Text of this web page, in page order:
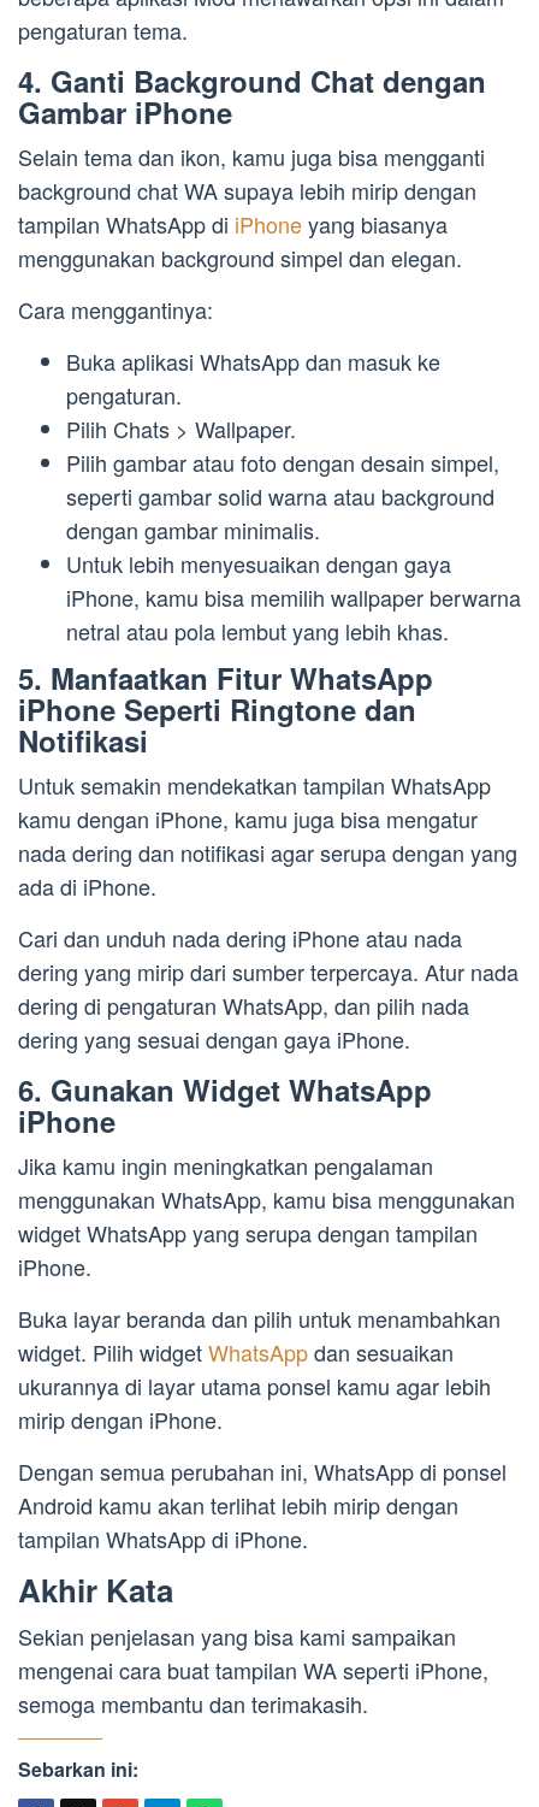
pengaturan tema.
4. Ganti Background Chat dengan
Gambar iPhone
Selain tema dan ikon, kamu juga bisa mengganti
background chat WA supaya lebih mirip dengan
tampilan WhatsApp di iPhoneyang biasanya
menggunakan background simpel dan elegan.
Cara menggantinya:
Buka aplikasi WhatsApp dan masuk ke
pengaturan.
Pilih Chats > Wallpaper.
Pilih gambar atau foto dengan desain simpel,
seperti gambar solid warna atau background
dengan gambar minimalis.
Untuk lebih menyesuaikan dengan gaya
iPhone, kamu bisa memilih wallpaper berwarna
netral atau pola lembut yang lebih khas.
5. Manfaatkan Fitur WhatsApp
iPhone Seperti Ringtone dan
Notifikasi
Untuk semakin mendekatkan tampilan WhatsApp
kamu dengan iPhone, kamu juga bisa mengatur
nada dering dan notifikasi agar serupa dengan yang
ada di iPhone.
Cari dan unduh nada dering iPhone atau nada
dering yang mirip dari sumber terpercaya. Atur nada
dering di pengaturan WhatsApp, dan pilih nada
dering yang sesuai dengan gaya iPhone.
6. Gunakan Widget WhatsApp
iPhone
Jika kamu ingin meningkatkan pengalaman
menggunakan WhatsApp, kamu bisa menggunakan
widget WhatsApp yang serupa dengan tampilan
iPhone.
Buka layar beranda dan pilih untuk menambahkan
widget. Pilih widgetWhatsAppdan sesuaikan
ukurannya di layar utama ponsel kamu agar lebih
mirip dengan iPhone.
Dengan semua perubahan ini, WhatsApp di ponsel
Android kamu akan terlihat lebih mirip dengan
tampilan WhatsApp di iPhone.
Akhir Kata
Sekian penjelasan yang bisa kami sampaikan
mengenai cara buat tampilan WA seperti iPhone,
semoga membantu dan terimakasih.
Sebarkan ini: